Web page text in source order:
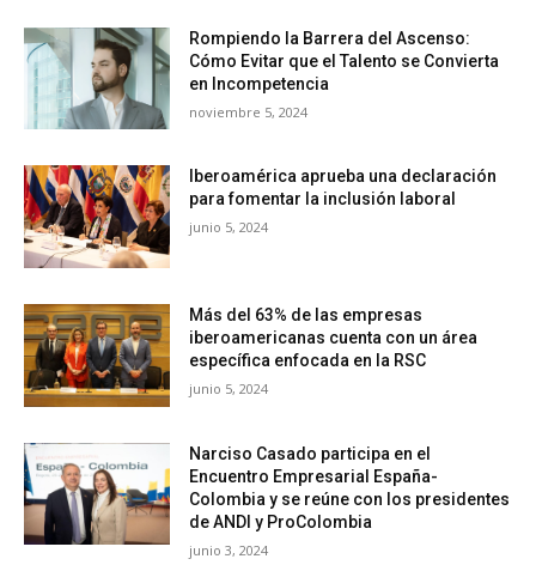
Rompiendo la Barrera del Ascenso:
Cómo Evitar que el Talento se Convierta
en Incompetencia
noviembre 5, 2024
Iberoamérica aprueba una declaración
para fomentar la inclusión laboral
junio 5, 2024
Más del 63% de las empresas
iberoamericanas cuenta con un área
específica enfocada en la RSC
junio 5, 2024
Narciso Casado participa en el
Encuentro Empresarial España-
Colombia y se reúne con los presidentes
de ANDI y ProColombia
junio 3, 2024